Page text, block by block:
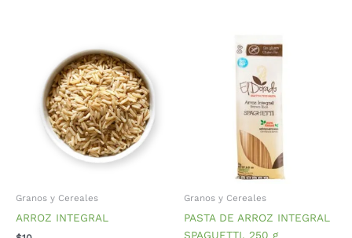
Granos y Cereales
ARROZ INTEGRAL
Granos y Cereales
PASTA DE ARROZ INTEGRAL
SPAGUETTI, 250 g